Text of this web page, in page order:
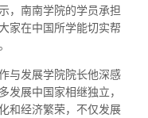
，南南学院的学员承担
家在中国所学能切实帮
发展学院院长他深感
发展中国家相继独立，
和经济繁荣，不仅发展